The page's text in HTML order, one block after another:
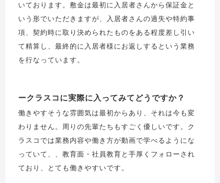
いております。敷金は最初に入居者さんから保証金と
いう形でいただきますが、入居者さんの過失や特約事
項、契約時に取り決められたものをある程度差し引い
て精算し、最終的に入居者様にお返しするという業務
を行なっています。
クラスコに実際に入ってみてどうですか？
働きやすそうな雰囲気は最初からあり、それは今も変
わりません。周りの先輩たちもすごく優しいです。ク
ラスコでは業務内容や働き方が動画で学べるようにな
っていて、、教育面・社員教育と手厚くフォローされ
ており、とても働きやすいです。